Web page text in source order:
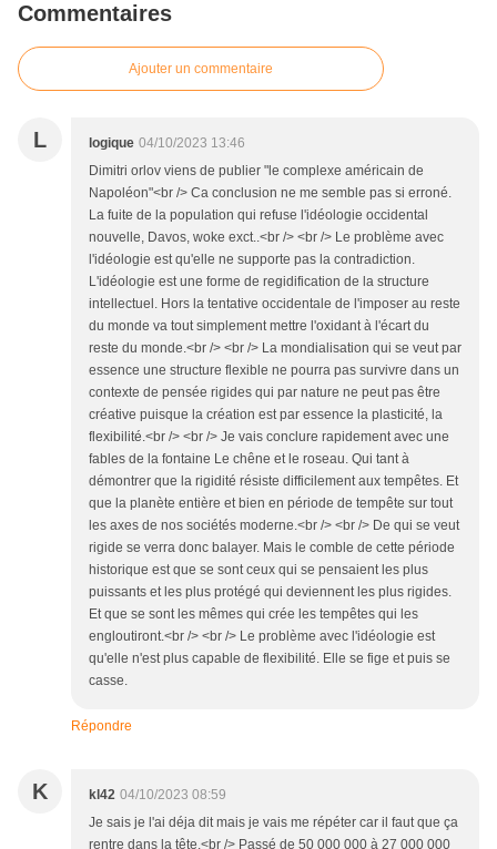
Commentaires
Ajouter un commentaire
L logique 04/10/2023 13:46
Dimitri orlov viens de publier "le complexe américain de
Napoléon"<br /> Ca conclusion ne me semble pas si erroné.
La fuite de la population qui refuse l'idéologie occidental
nouvelle, Davos, woke exct..<br /> <br /> Le problème avec
l'idéologie est qu'elle ne supporte pas la contradiction.
L'idéologie est une forme de regidification de la structure
intellectuel. Hors la tentative occidentale de l'imposer au reste
du monde va tout simplement mettre l'oxidant à l'écart du
reste du monde.<br /> <br /> La mondialisation qui se veut par
essence une structure flexible ne pourra pas survivre dans un
contexte de pensée rigides qui par nature ne peut pas être
créative puisque la création est par essence la plasticité, la
flexibilité.<br /> <br /> Je vais conclure rapidement avec une
fables de la fontaine Le chêne et le roseau. Qui tant à
démontrer que la rigidité résiste difficilement aux tempêtes. Et
que la planète entière et bien en période de tempête sur tout
les axes de nos sociétés moderne.<br /> <br /> De qui se veut
rigide se verra donc balayer. Mais le comble de cette période
historique est que se sont ceux qui se pensaient les plus
puissants et les plus protégé qui deviennent les plus rigides.
Et que se sont les mêmes qui crée les tempêtes qui les
engloutiront.<br /> <br /> Le problème avec l'idéologie est
qu'elle n'est plus capable de flexibilité. Elle se fige et puis se
casse.
Répondre
K kl42 04/10/2023 08:59
Je sais je l'ai déja dit mais je vais me répéter car il faut que ça
rentre dans la tête.<br /> Passé de 50 000 000 à 27 000 000